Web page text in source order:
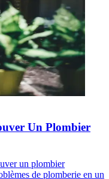
Un Plombier
un plombier
de plomberie en un